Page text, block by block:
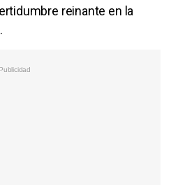
reinante en la